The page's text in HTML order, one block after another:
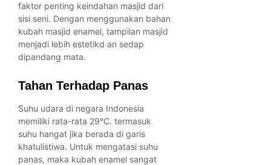
faktor penting keindahan masjid dari
sisi seni. Dengan menggunakan bahan
kubah masjid enamel, tampilan masjid
menjadi lebih estetikd an sedap
dipandang mata.
Tahan Terhadap Panas
Suhu udara di negara Indonesia
memiliki rata-rata 29°C. termasuk
suhu hangat jika berada di garis
khatulistiwa. Untuk mengatasi suhu
panas, maka kubah enamel sangat